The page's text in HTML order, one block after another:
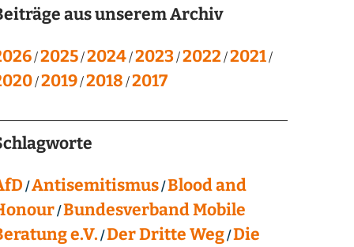
aus unserem Archiv
2025 2024 2023 2022 2021
2019 2018 2017
Antisemitismus Blood and
Bundesverband Mobile
e.V. Der Dritte Weg Die